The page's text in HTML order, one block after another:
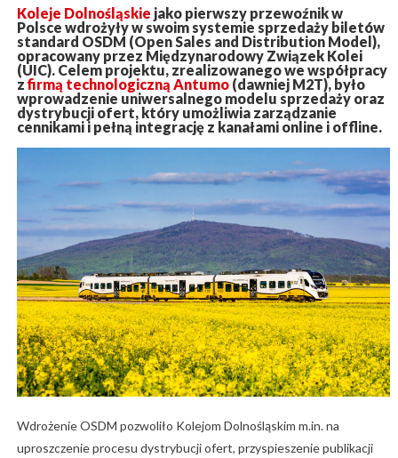
Koleje Dolnośląskie jako pierwszy przewoźnik w
Polsce wdrożyły w swoim systemie sprzedaży biletów
standard OSDM (Open Sales and Distribution Model),
opracowany przez Międzynarodowy Związek Kolei
(UIC). Celem projektu, zrealizowanego we współpracy
zfirmą technologiczną Antumo(dawniej M2T), było
wprowadzenie uniwersalnego modelu sprzedaży oraz
dystrybucji ofert, który umożliwia zarządzanie
cennikami i pełną integrację z kanałami online i offline.
Wdrożenie OSDM pozwoliło Kolejom Dolnośląskim m.in. na
uproszczenie procesu dystrybucji ofert, przyspieszenie publikacji